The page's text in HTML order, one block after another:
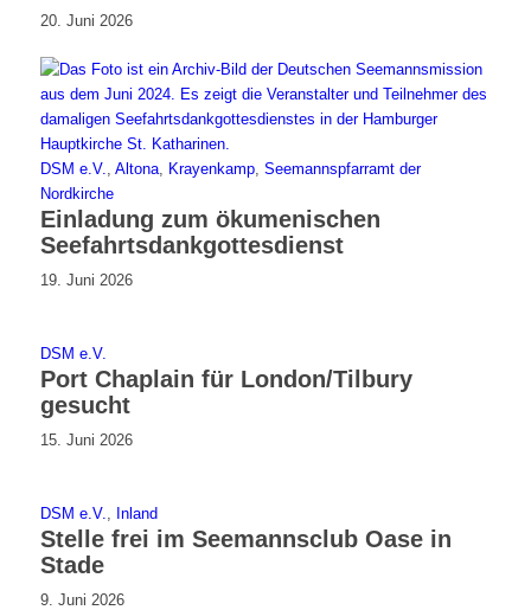
20. Juni 2026
DSM e.V., Altona, Krayenkamp, Seemannspfarramt der
Nordkirche
Einladung zum ökumenischen
Seefahrtsdankgottesdienst
19. Juni 2026
DSM e.V.
Port Chaplain für London/Tilbury
gesucht
15. Juni 2026
DSM e.V., Inland
Stelle frei im Seemannsclub Oase in
Stade
9. Juni 2026